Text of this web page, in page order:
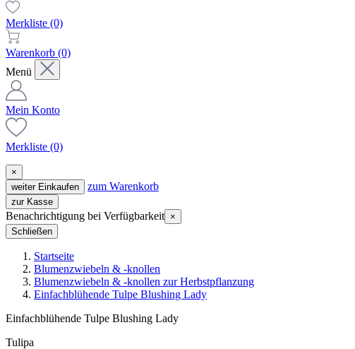
Merkliste (0)
Warenkorb (0)
Menü
Mein Konto
Merkliste (0)
×
weiter Einkaufen
zum Warenkorb
zur Kasse
Benachrichtigung bei Verfügbarkeit ×
Schließen
Startseite
Blumenzwiebeln & -knollen
Blumenzwiebeln & -knollen zur Herbstpflanzung
Einfachblühende Tulpe Blushing Lady
Einfachblühende Tulpe Blushing Lady
Tulipa